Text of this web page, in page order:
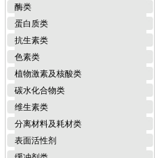
酶类
蛋白质类
抗生素类
色素类
植物激素及核酸类
碳水化合物类
维生素类
分离材料及耗材类
表面活性剂